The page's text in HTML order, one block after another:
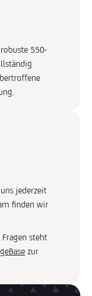
550-
jederzeit
finden wir
steht
zur